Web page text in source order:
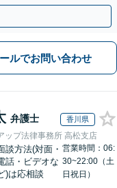
ルでお問い合わせ
弁護士 香川県
ップ法律事務所 高松支店
談方法(対面・
話・ビデオな
)は応相談
営業時間：06:
30~22:00（土
日祝日）